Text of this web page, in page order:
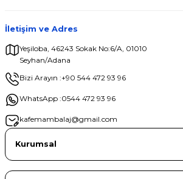
İletişim ve Adres
Yeşiloba, 46243 Sokak No:6/A, 01010
Seyhan/Adana
Bizi Arayın :+90 544 472 93 96
WhatsApp :0544 472 93 96
kafemambalaj@gmail.com
Kurumsal